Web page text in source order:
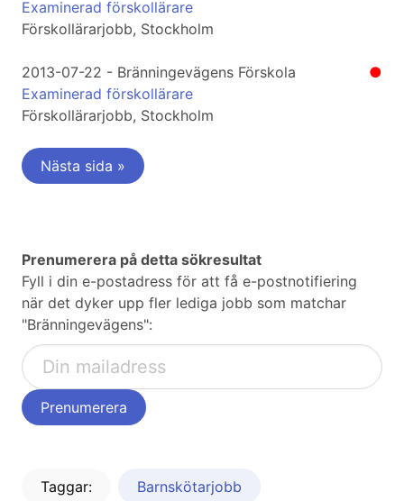
Examinerad förskollärare
Förskollärarjobb, Stockholm
●
2013-07-22 - Bränningevägens Förskola
Examinerad förskollärare
Förskollärarjobb, Stockholm
Nästa sida »
Prenumerera på detta sökresultat
Fyll i din e-postadress för att få e-postnotifiering
när det dyker upp fler lediga jobb som matchar
"Bränningevägens":
Taggar: Barnskötarjobb